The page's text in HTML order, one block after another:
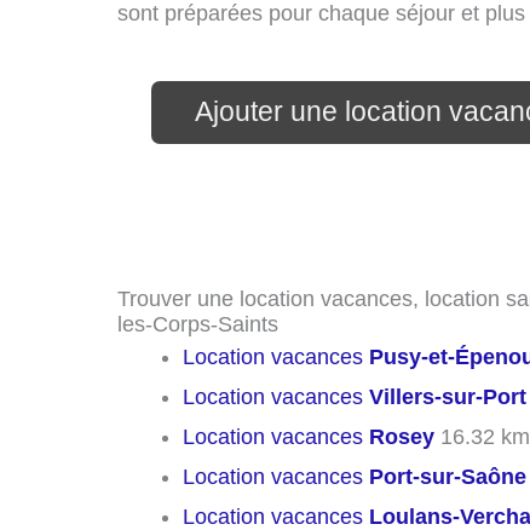
sont préparées pour chaque séjour et plus
Ajouter une location
Trouver une location vacances, location
les-Corps-Saints
Location vacances Pusy-et-
Location vacances Villers-sur-Port
Location vacances Rosey 16.32
Location vacances Port-sur-Saône
Location vacances Loulans-